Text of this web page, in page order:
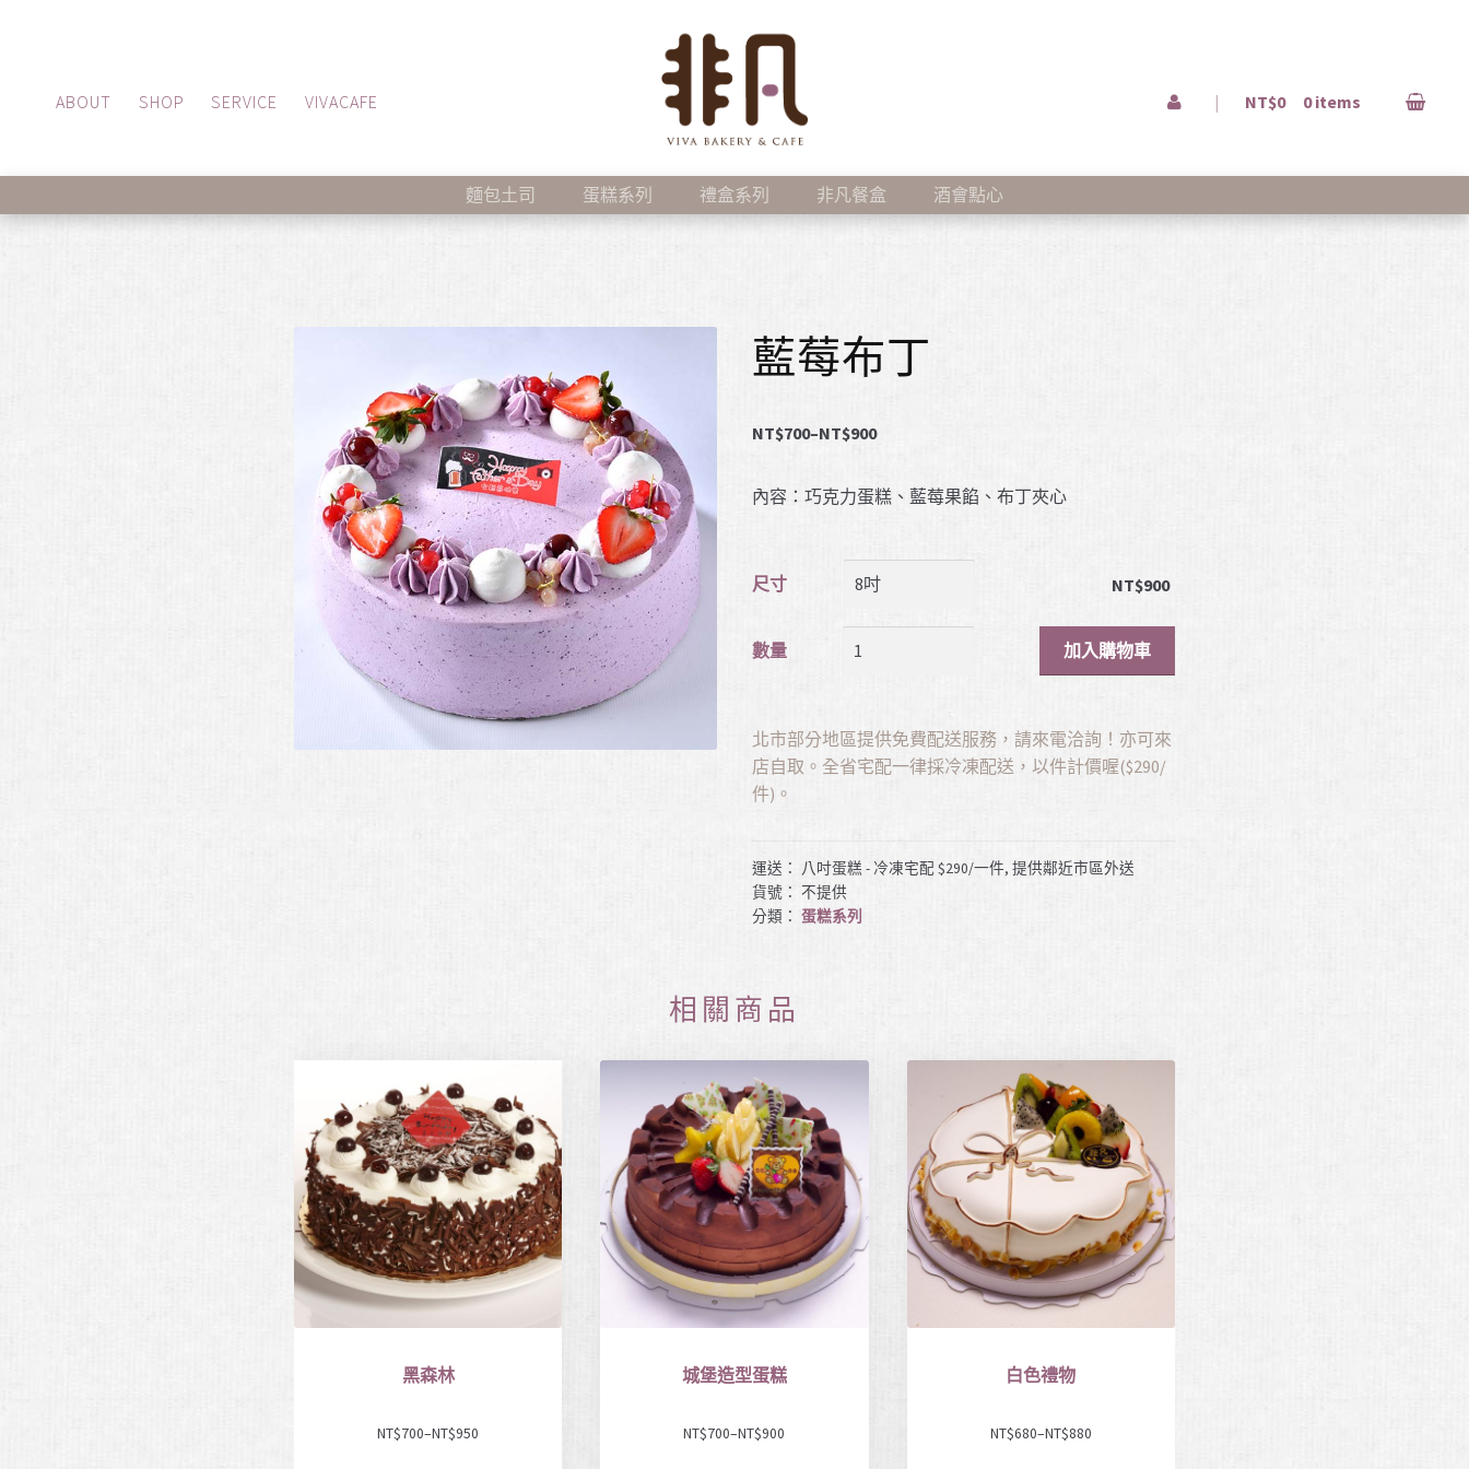
ABOUT SHOP SERVICE VIVACAFE | NT$0 0 items
麵包土司 蛋糕系列 禮盒系列 非凡餐盒 酒會點心
藍莓布丁
NT$700–NT$900
內容：巧克力蛋糕、藍莓果餡、布丁夾心
尺寸 NT$900
數量 加入購物車
北市部分地區提供免費配送服務，請來電洽詢！亦可來
店自取。全省宅配一律採冷凍配送，以件計價喔($290/
件)。
運送： 八吋蛋糕 - 冷凍宅配 $290/一件, 提供鄰近市區外送
貨號：不提供
分類：蛋糕系列
相關商品
黑森林
NT$700–NT$950
城堡造型蛋糕
NT$700–NT$900
白色禮物
NT$680–NT$880